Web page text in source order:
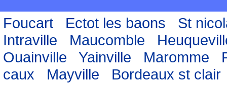
Foucart Ectot les baons
St
Intraville
Maucomble
Ouainville
Yainville Maromme
caux
Mayville Bordeaux st clair